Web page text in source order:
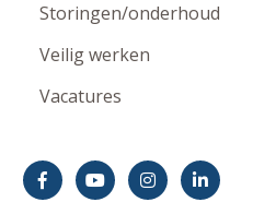
Storingen/onderhoud
Veilig werken
Vacatures